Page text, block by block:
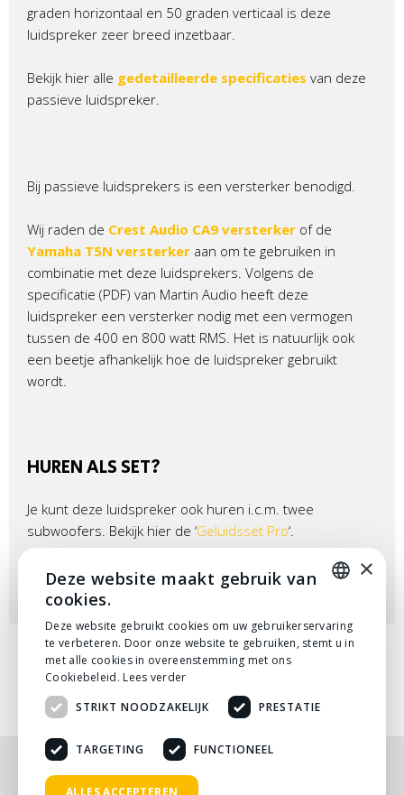
graden horizontaal en 50 graden verticaal is deze
luidspreker zeer breed inzetbaar.
Bekijk hier alle gedetailleerde specificaties van deze
passieve luidspreker.
Bij passieve luidsprekers is een versterker benodigd.
Wij raden de Crest Audio CA9 versterker of de
Yamaha T5N versterker aan om te gebruiken in
combinatie met deze luidsprekers. Volgens de
specificatie (PDF) van Martin Audio heeft deze
luidspreker een versterker nodig met een vermogen
tussen de 400 en 800 watt RMS. Het is natuurlijk ook
een beetje afhankelijk hoe de luidspreker gebruikt
wordt.
HUREN ALS SET?
Je kunt deze luidspreker ook huren i.c.m. twee
subwoofers. Bekijk hier de ‘Geluidsset Pro‘.
De geluidsset pro set is toepasbaar voor feesten en
partijen tot 150 personen.
Nog niet helemaal gevonden wat je zocht? Bekijk
DUTCH
×
Deze website maakt gebruik van
cookies.
Deze website gebruikt cookies om uw gebruikerservaring
te verbeteren. Door onze website te gebruiken, stemt u in
met alle cookies in overeenstemming met ons
Cookiebeleid. Lees verder
STRIKT NOODZAKELIJK
PRESTATIE
TARGETING FUNCTIONEEL
ALLES ACCEPTEREN